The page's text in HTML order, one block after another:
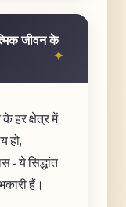
जीवन के
के हर क्षेत्र में
हो,
- ये सिद्धांत
हैं।